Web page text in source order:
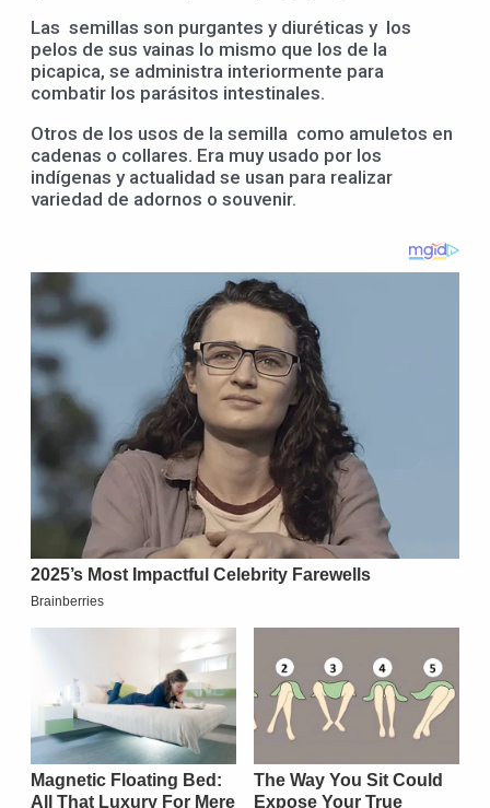
Las semillas son purgantes y diuréticas y los
pelos de sus vainas lo mismo que los de la
picapica, se administra interiormente para
combatir los parásitos intestinales.
Otros de los usos de la semilla como amuletos en
cadenas o collares. Era muy usado por los
indígenas y actualidad se usan para realizar
variedad de adornos o souvenir.